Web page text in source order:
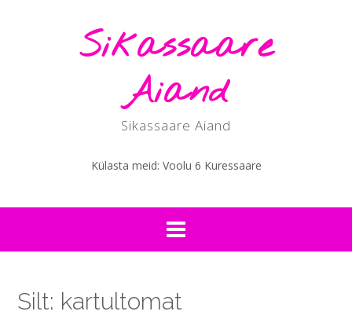
Sikassaare
Aiand
Sikassaare Aiand
Külasta meid: Voolu 6 Kuressaare
Silt: kartultomat